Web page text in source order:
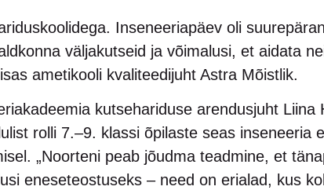
Inseneeriapäev oli
väljakutseid ja võimalusi, et aidata
ametikooli kvaliteedijuht Astra Mõistlik.
kutsehariduse arendusjuht Liina
rolli 7.–9. klassi õpilaste seas inseneeria
„Noorteni peab jõudma teadmine, et
eneseteostuseks – need on erialad, kus